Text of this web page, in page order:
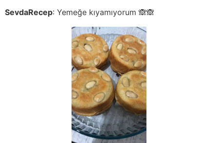
SevdaRecep: Yemeğe kıyamıyorum 🙈🙈